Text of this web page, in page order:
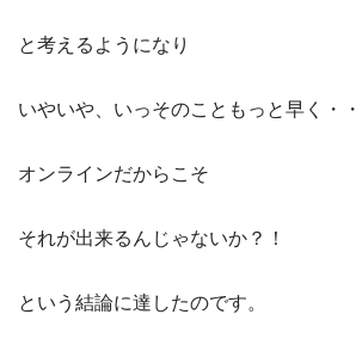
と考えるようになり
いやいや、いっそのこともっと早く・・
オンラインだからこそ
それが出来るんじゃないか？！
という結論に達したのです。